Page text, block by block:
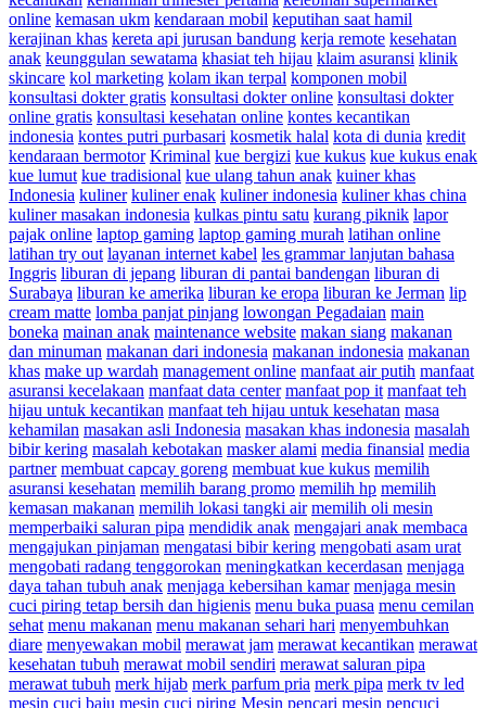
online kemasan ukm kendaraan mobil keputihan saat hamil
kerajinan khas kereta api jurusan bandung kerja remote kesehatan
anak keunggulan sewatama khasiat teh hijau klaim asuransi klinik
skincare kol marketing kolam ikan terpal komponen mobil
konsultasi dokter gratis konsultasi dokter online konsultasi dokter
online gratis konsultasi kesehatan online kontes kecantikan
indonesia kontes putri purbasari kosmetik halal kota di dunia kredit
kendaraan bermotor Kriminal kue bergizi kue kukus kue kukus enak
kue lumut kue tradisional kue ulang tahun anak kuiner khas
Indonesia kuliner kuliner enak kuliner indonesia kuliner khas china
kuliner masakan indonesia kulkas pintu satu kurang piknik lapor
pajak online laptop gaming laptop gaming murah latihan online
latihan try out layanan internet kabel les grammar lanjutan bahasa
Inggris liburan di jepang liburan di pantai bandengan liburan di
Surabaya liburan ke amerika liburan ke eropa liburan ke Jerman lip
cream matte lomba panjat pinjang lowongan Pegadaian main
boneka mainan anak maintenance website makan siang makanan
dan minuman makanan dari indonesia makanan indonesia makanan
khas make up wardah management online manfaat air putih manfaat
asuransi kecelakaan manfaat data center manfaat pop it manfaat teh
hijau untuk kecantikan manfaat teh hijau untuk kesehatan masa
kehamilan masakan asli Indonesia masakan khas indonesia masalah
bibir kering masalah kebotakan masker alami media finansial media
partner membuat capcay goreng membuat kue kukus memilih
asuransi kesehatan memilih barang promo memilih hp memilih
kemasan makanan memilih lokasi tangki air memilih oli mesin
memperbaiki saluran pipa mendidik anak mengajari anak membaca
mengajukan pinjaman mengatasi bibir kering mengobati asam urat
mengobati radang tenggorokan meningkatkan kecerdasan menjaga
daya tahan tubuh anak menjaga kebersihan kamar menjaga mesin
cuci piring tetap bersih dan higienis menu buka puasa menu cemilan
sehat menu makanan menu makanan sehari hari menyembuhkan
diare menyewakan mobil merawat jam merawat kecantikan merawat
kesehatan tubuh merawat mobil sendiri merawat saluran pipa
merawat tubuh merk hijab merk parfum pria merk pipa merk tv led
mesin cuci baju mesin cuci piring Mesin pencari mesin pencuci